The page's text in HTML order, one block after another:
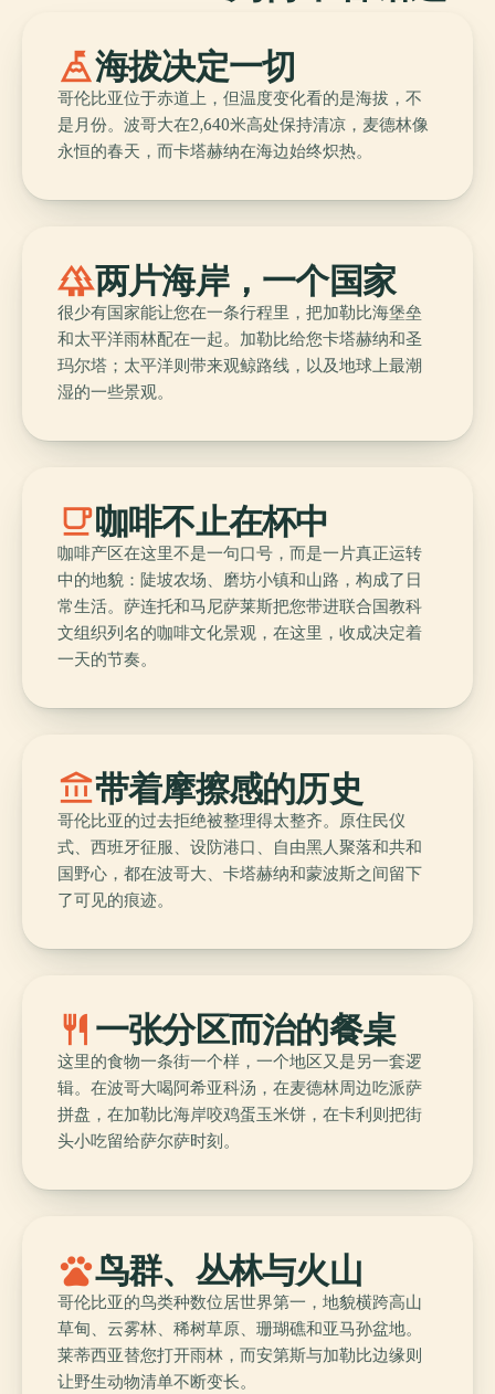
mountain_flag海拔决定一切
哥伦比亚位于赤道上，但温度变化看的是海拔，不
是月份。波哥大在2,640米高处保持清凉，麦德林像
永恒的春天，而卡塔赫纳在海边始终炽热。
forest两片海岸，一个国家
很少有国家能让您在一条行程里，把加勒比海堡垒
和太平洋雨林配在一起。加勒比给您卡塔赫纳和圣
玛尔塔；太平洋则带来观鲸路线，以及地球上最潮
湿的一些景观。
local_cafe咖啡不止在杯中
咖啡产区在这里不是一句口号，而是一片真正运转
中的地貌：陡坡农场、磨坊小镇和山路，构成了日
常生活。萨连托和马尼萨莱斯把您带进联合国教科
文组织列名的咖啡文化景观，在这里，收成决定着
一天的节奏。
account_balance带着摩擦感的历史
哥伦比亚的过去拒绝被整理得太整齐。原住民仪
式、西班牙征服、设防港口、自由黑人聚落和共和
国野心，都在波哥大、卡塔赫纳和蒙波斯之间留下
了可见的痕迹。
restaurant 一张分区而治的餐桌
这里的食物一条街一个样，一个地区又是另一套逻
辑。在波哥大喝阿希亚科汤，在麦德林周边吃派萨
拼盘，在加勒比海岸咬鸡蛋玉米饼，在卡利则把街
头小吃留给萨尔萨时刻。
pets鸟群、丛林与火山
哥伦比亚的鸟类种数位居世界第一，地貌横跨高山
草甸、云雾林、稀树草原、珊瑚礁和亚马孙盆地。
莱蒂西亚替您打开雨林，而安第斯与加勒比边缘则
让野生动物清单不断变长。